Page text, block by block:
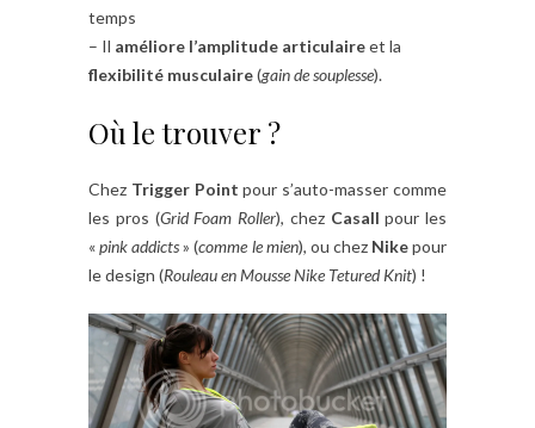
temps
– Il améliore l’amplitude articulaireet la
flexibilité musculaire(gain de souplesse).
Où le trouver ?
Chez Trigger Point pour s’auto-masser comme
les pros (Grid Foam Roller), chez Casall pour les
«pink addicts» (comme le mien), ou chez Nikepour
le design (Rouleau en Mousse Nike Tetured Knit) !